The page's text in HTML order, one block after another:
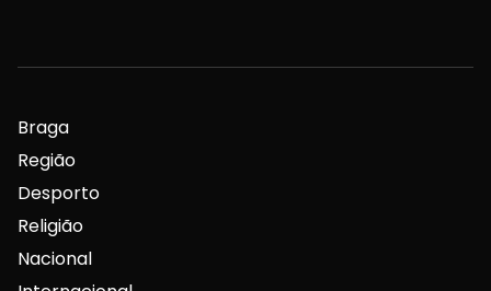
Braga
Região
Desporto
Religião
Nacional